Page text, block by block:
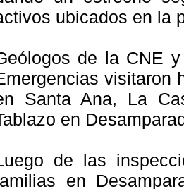
ubicados en la
de la CNE
visitaron
Santa Ana, La
en
de las
en